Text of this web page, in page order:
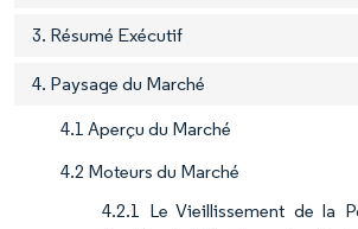
3. Résumé Exécutif
4. Paysage du Marché
4.1 Aperçu du Marché
4.2 Moteurs du Marché
4.2.1 Le Vieillissement de la